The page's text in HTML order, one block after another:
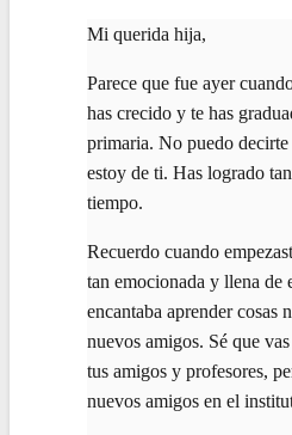
Mi querida hija,
Parece que fue ayer
has crecido y te has
primaria. No puedo
estoy de ti. Has logrado
tiempo.
Recuerdo cuando
tan emocionada y llena de
encantaba aprender cosas
nuevos amigos. Sé que
tus amigos y profesores,
nuevos amigos en el